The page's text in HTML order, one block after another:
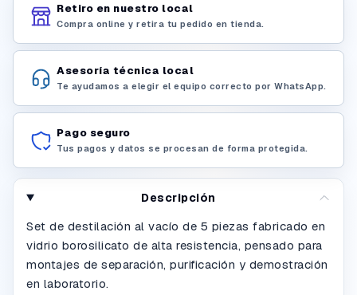
Retiro en nuestro local
Compra online y retira tu pedido en tienda.
Asesoría técnica local
Te ayudamos a elegir el equipo correcto por WhatsApp.
Pago seguro
Tus pagos y datos se procesan de forma protegida.
Descripción
Set de destilación al vacío de 5 piezas fabricado en
vidrio borosilicato de alta resistencia, pensado para
montajes de separación, purificación y demostración
en laboratorio.